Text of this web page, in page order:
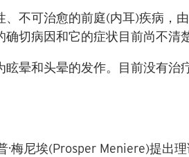
、不可治愈的前庭(内耳)疾病，
确切病因和它的症状目前尚不清
眩晕和头晕的发作。目前没有
·梅尼埃(Prosper Meniere)提出